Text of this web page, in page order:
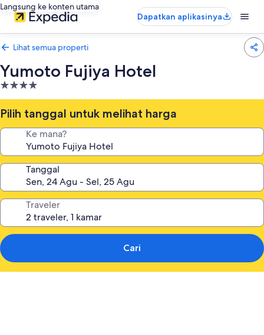
Langsung ke konten utama
Dapatkan aplikasinya
Lihat semua properti
Yumoto Fujiya Hotel
Properti
bintang
4.0
Pilih tanggal untuk melihat harga
Ke mana?
Tanggal
Traveler
Cari